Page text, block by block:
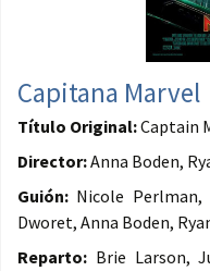
Capitana Marvel
Título Original:Captain
Director:Anna Boden,
Guión: Nicole Perlman,
Dworet, Anna Boden,
Reparto: Brie Larson,